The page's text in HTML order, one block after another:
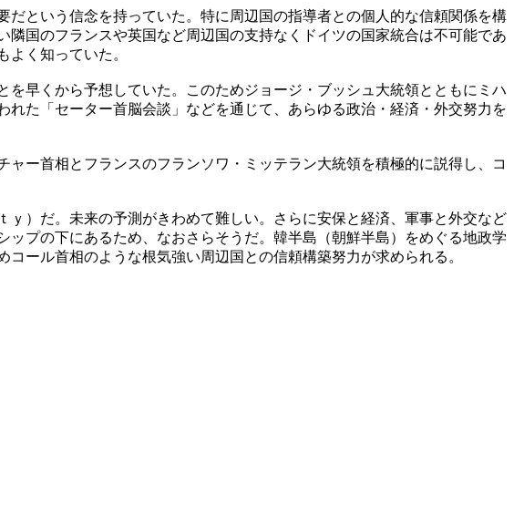
という信念を持っていた。特に周辺国の指導者との個人的な信頼関係を構
国のフランスや英国など周辺国の支持なくドイツの国家統合は不可能であ
く知っていた。
早くから予想していた。このためジョージ・ブッシュ大統領とともにミハ
た「セーター首脳会談」などを通じて、あらゆる政治・経済・外交努力を
ー首相とフランスのフランソワ・ミッテラン大統領を積極的に説得し、コ
だ。未来の予測がきわめて難しい。さらに安保と経済、軍事と外交など
プの下にあるため、なおさらそうだ。韓半島（朝鮮半島）をめぐる地政学
ール首相のような根気強い周辺国との信頼構築努力が求められる。